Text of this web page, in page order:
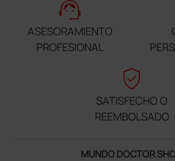
support_agent
ASESORAMIENTO
PROFESIONAL
verified_user
SATISFECHO O
REEMBOLSADO
MUNDO DOCTOR